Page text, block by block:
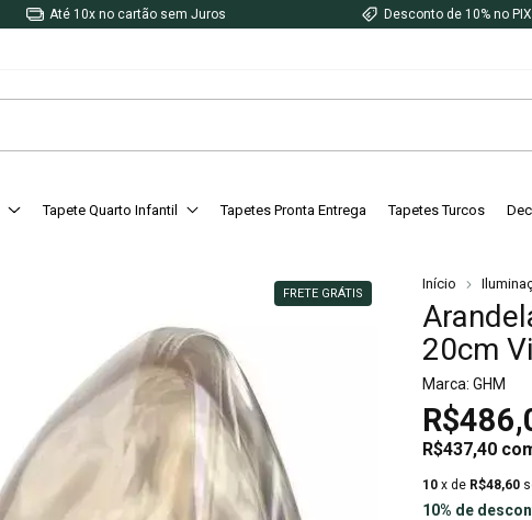
Até 10x no cartão sem Juros Desconto de 10% no PIX
Tapete Quarto Infantil Tapetes Pronta Entrega Tapetes Turcos
FRETE GRÁTIS
Início
20cm
Marca: GHM
R$437,40
10 x de R$48,60
10% de